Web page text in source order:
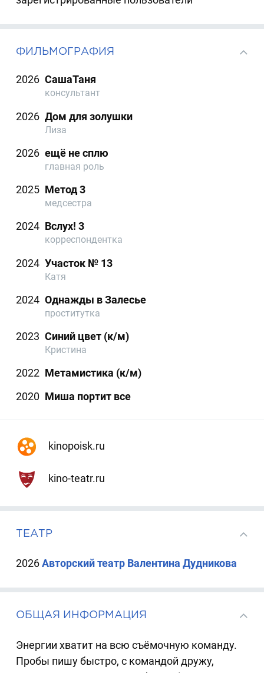
ФИЛЬМОГРАФИЯ
2026 СашаТаня
консультант
2026 Дом для золушки
Лиза
2026 ещё не сплю
главная роль
2025 Метод 3
медсестра
2024 Вслух! 3
корреспондентка
2024 Участок № 13
Катя
2024 Однажды в Залесье
проститутка
2023 Синий цвет (к/м)
Кристина
2022 Метамистика (к/м)
2020 Миша портит все
kinopoisk.ru
kino-teatr.ru
ТЕАТР
2026Авторский театр Валентина Дудникова
ОБЩАЯ ИНФОРМАЦИЯ
Энергии хватит на всю съёмочную команду.
Пробы пишу быстро, с командой дружу,